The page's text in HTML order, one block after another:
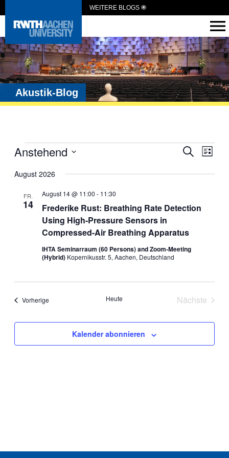
WEITERE BLOGS
Akustik-Blog
und
Suche
Liste
Anstehend
wählen.
August 2026
FR.
14
Frederike Rust: Breathing Rate Detection
Using High-Pressure Sensors in
Compressed-Air Breathing Apparatus
August 14 @ 11:00 - 11:30
IHTA Seminarraum (60 Persons) and Zoom-Meeting
(Hybrid) Kopernikusstr. 5, Aachen, Deutschland
Vorherige Heute
Nächste
Kalender abonnieren